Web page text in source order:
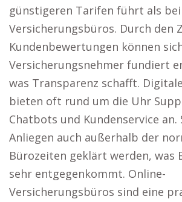
günstigeren Tarifen führt als
Versicherungsbüros. Durch den
Kundenbewertungen können
Versicherungsnehmer fundiert
was Transparenz schafft.
bieten oft rund um die Uhr
Chatbots und Kundenservice an.
Anliegen auch außerhalb der
Bürozeiten geklärt werden, was
sehr entgegenkommt. Online-
Versicherungsbüros sind eine